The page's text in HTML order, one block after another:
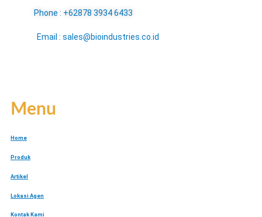
Phone : +62878 3934 6433
Email : sales@bioindustries.co.id
Menu
Home
Produk
Artikel
Lokasi Agen
Kontak Kami